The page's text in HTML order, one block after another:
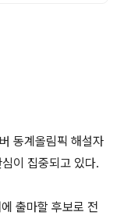
동계올림픽 해설자
이 집중되고 있다.
출마할 후보로 전